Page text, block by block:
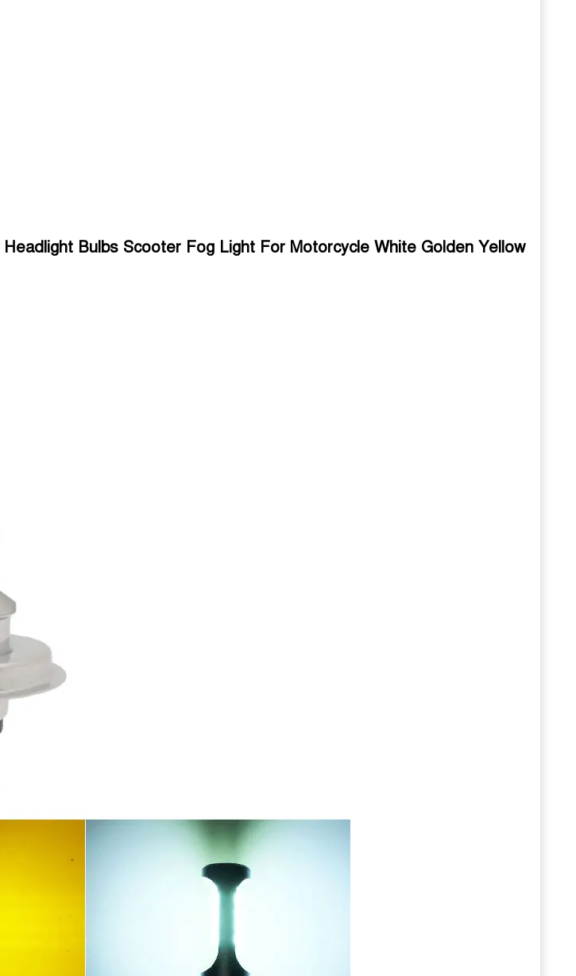
Bulbs Scooter Fog Light For Motorcycle White Golden Yellow